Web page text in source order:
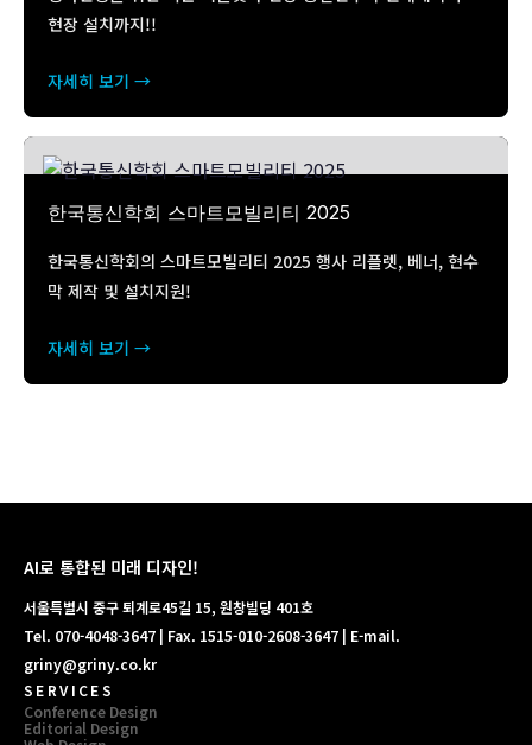
현장 설치까지!!
자세히 보기 →
한국통신학회 스마트모빌리티 2025
한국통신학회의 스마트모빌리티 2025 행사 리플렛, 베너, 현수
막 제작 및 설치지원!
자세히 보기 →
AI로 통합된 미래 디자인!
서울특별시 중구 퇴계로45길 15, 원창빌딩 401호
Tel. 070-4048-3647 | Fax. 1515-010-2608-3647 | E-mail.
griny@griny.co.kr
SERVICES
Conference Design
Editorial Design